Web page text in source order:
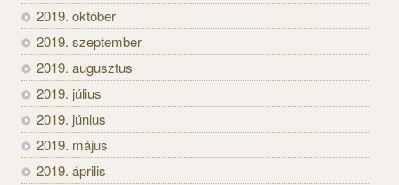
2019. október
2019. szeptember
2019. augusztus
2019. július
2019. június
2019. május
2019. április